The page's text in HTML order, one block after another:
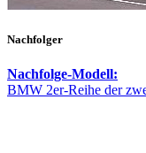
Nachfolger
Nachfolge-Modell:
BMW 2er-Reihe der